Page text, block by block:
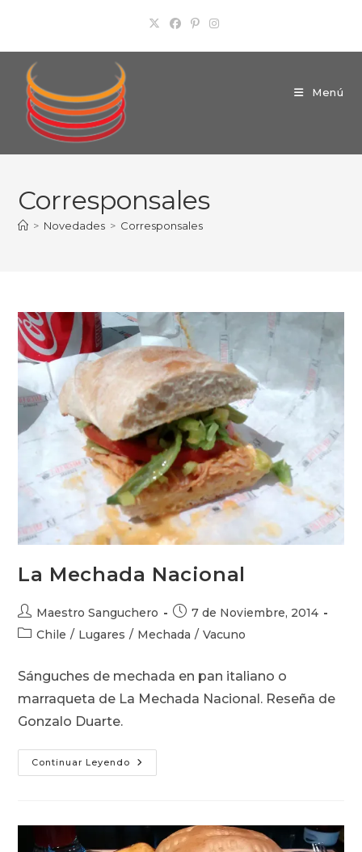
contenido
Menú
Corresponsales
> Novedades > Corresponsales
La Mechada Nacional
Autor
de
Maestro Sanguchero
Publicación
de
7 de Noviembre, 2014
Categoría
entrada:
Chile / Lugares / Mechada / Vacuno
Sánguches de mechada en pan italiano o
marraqueta de La Mechada Nacional. Reseña de
Gonzalo Duarte.
Continuar Leyendo La
Mechada